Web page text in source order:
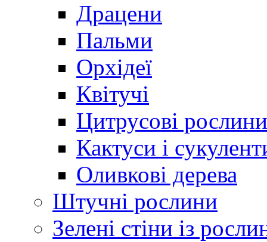
Драцени
Пальми
Орхідеї
Квітучі
Цитрусові рослини
Кактуси і
Оливкові дерева
Штучні рослини
Зелені стіни із